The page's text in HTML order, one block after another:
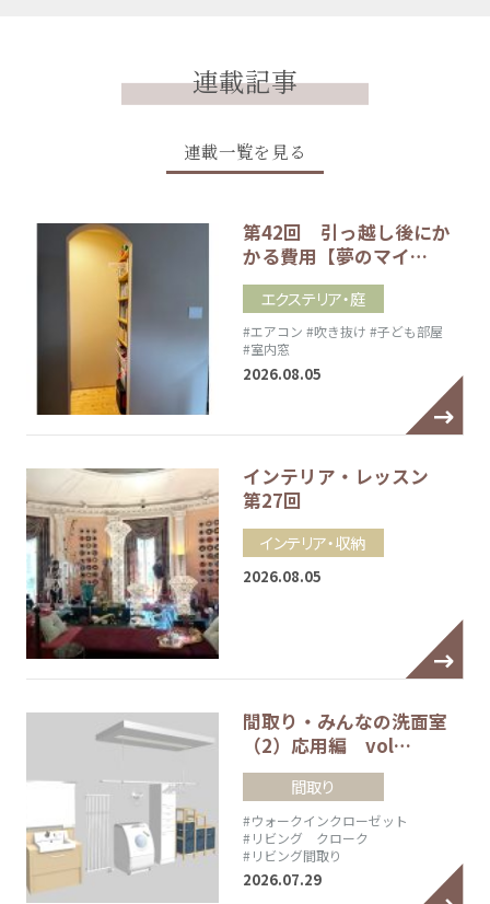
連載記事
連載一覧を見る
第42回 引っ越し後にか
かる費用【夢のマイ…
エクステリア・庭
#エアコン #吹き抜け #子ども部屋
#室内窓
2026.08.05
インテリア・レッスン
第27回
インテリア・収納
2026.08.05
間取り・みんなの洗面室
（2）応用編 vol…
間取り
#ウォークインクローゼット
#リビング クローク
#リビング間取り
2026.07.29